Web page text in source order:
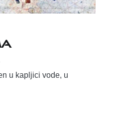
u kapljici vode, u